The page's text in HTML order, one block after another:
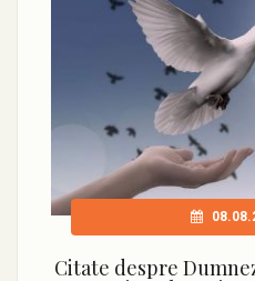
Citate despre